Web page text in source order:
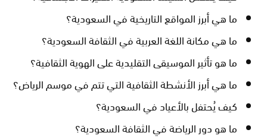
ما هي أبرز المواقع التاريخية في السعودية؟
ما هي مكانة اللغة العربية في الثقافة السعودية؟
ما هو تأثير الموسيقى التقليدية على الهوية الثقافية؟
ما هي أبرز الأنشطة الثقافية التي تتم في موسم الرياض؟
كيف يُحتفل بالأعياد في السعودية؟
ما هو دور الرياضة في الثقافة السعودية؟